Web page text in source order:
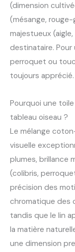
(dimension
(mésange,
majestueux
destinataire.
perroquet ou
toujours apprécié.
Pourquoi une
tableau oiseau ?
Le mélange
visuelle
plumes, brillance
(colibris,
précision des
chromatique des
tandis que le lin
la matière
une dimension